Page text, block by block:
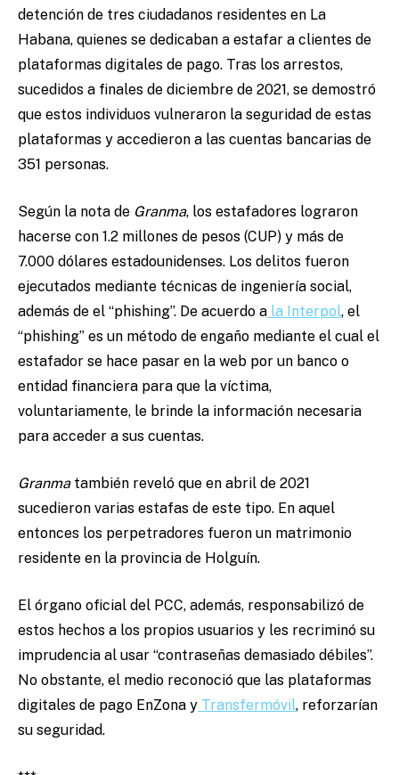
detención de tres ciudadanos residentes en La
Habana, quienes se dedicaban a estafar a clientes de
plataformas digitales de pago. Tras los arrestos,
sucedidos a finales de diciembre de 2021, se demostró
que estos individuos vulneraron la seguridad de estas
plataformas y accedieron a las cuentas bancarias de
351 personas.
Según la nota de Granma, los estafadores lograron
hacerse con 1.2 millones de pesos (CUP) y más de
7.000 dólares estadounidenses. Los delitos fueron
ejecutados mediante técnicas de ingeniería social,
además de el “phishing”. De acuerdo a la Interpol, el
“phishing” es un método de engaño mediante el cual el
estafador se hace pasar en la web por un banco o
entidad financiera para que la víctima,
voluntariamente, le brinde la información necesaria
para acceder a sus cuentas.
Granma también reveló que en abril de 2021
sucedieron varias estafas de este tipo. En aquel
entonces los perpetradores fueron un matrimonio
residente en la provincia de Holguín.
El órgano oficial del PCC, además, responsabilizó de
estos hechos a los propios usuarios y les recriminó su
imprudencia al usar “contraseñas demasiado débiles”.
No obstante, el medio reconoció que las plataformas
digitales de pago EnZona y Transfermóvil, reforzarían
su seguridad.